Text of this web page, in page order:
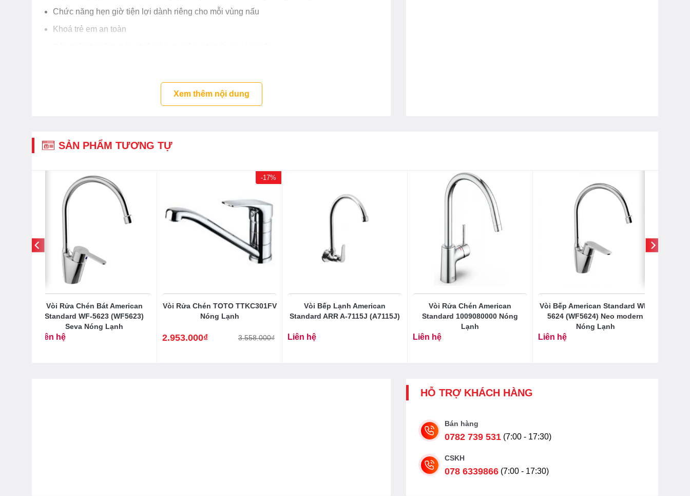
Chức năng hẹn giờ tiện lợi dành riêng cho mỗi vùng nấu
Khoá trẻ em an toàn
Xem thêm nội dung
SẢN PHẨM TƯƠNG TỰ
Vòi Rửa Chén Bát American
Standard WF-5623 (WF5623)
Seva Nóng Lạnh
Liên hệ
-17%
Vòi Rửa Chén TOTO TTKC301FV
Nóng Lạnh
3.558.000₫
Giá
2.953.000₫
Giá
Vòi Bếp Lạnh American
Standard ARR A-7115J (A7115J)
Liên hệ
Vòi Rửa Chén American
Standard 1009080000 Nóng
Lạnh
Liên hệ
Vòi Bếp American Standard WF-
5624 (WF5624) Neo modern
Nóng Lạnh
Liên hệ
HỖ TRỢ KHÁCH HÀNG
Bán hàng
0782 739 531 (7:00 - 17:30)
CSKH
078 6339866 (7:00 - 17:30)